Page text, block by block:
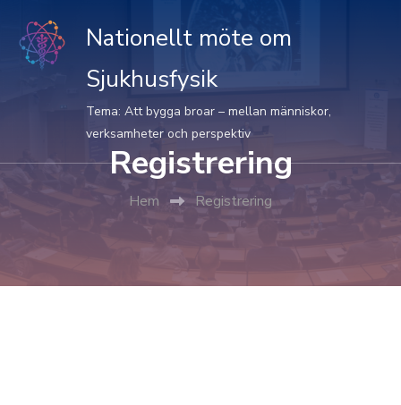
Nationellt möte om
Sjukhusfysik
Tema: Att bygga broar – mellan människor,
verksamheter och perspektiv
Registrering
Hem Registrering